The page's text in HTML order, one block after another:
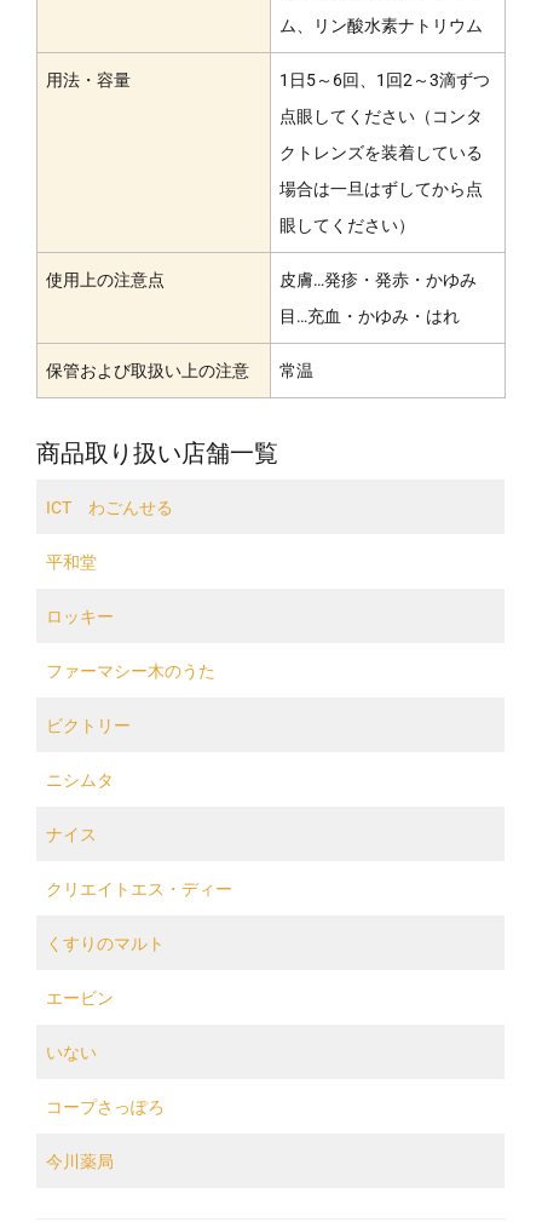
ム、リン酸水素ナトリウム
用法・容量
1日5～6回、1回2～3滴ずつ
点眼してください（コンタ
クトレンズを装着している
場合は一旦はずしてから点
眼してください）
使用上の注意点
皮膚…発疹・発赤・かゆみ
目…充血・かゆみ・はれ
保管および取扱い上の注意 常温
商品取り扱い店舗一覧
ICT わごんせる
平和堂
ロッキー
ファーマシー木のうた
ビクトリー
ニシムタ
ナイス
クリエイトエス・ディー
くすりのマルト
エービン
いない
コープさっぽろ
今川薬局